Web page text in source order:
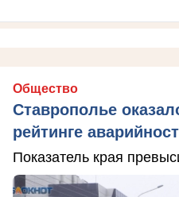
Общество
Ставрополье
рейтинге
Показатель края